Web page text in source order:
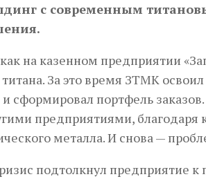
с современным
на казенном предприятии
За это время ЗТМК освоил
сформировал портфель
предприятиями,
металла. И снова —
подтолкнул предприятие к